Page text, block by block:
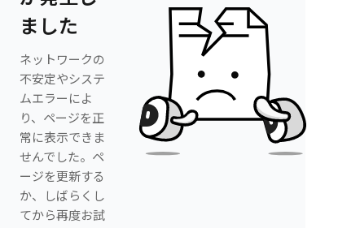
ました
ネットワークの
不安定やシステ
ムエラーによ
り、ページを正
常に表示できま
せんでした。ペ
ージを更新する
か、しばらくし
てから再度お試